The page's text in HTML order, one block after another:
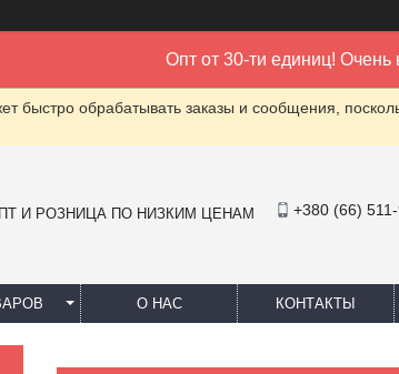
Опт от 30-ти единиц! Очень
быстро обрабатывать заказы и сообщения,
И РОЗНИЦА ПО НИЗКИМ ЦЕНАМ +380 (66)
О НАС КОНТАКТЫ